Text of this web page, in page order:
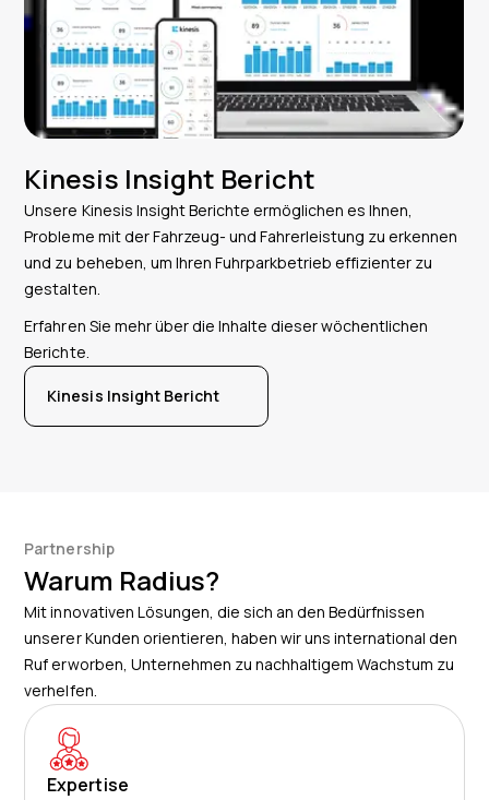
Kinesis Insight Bericht
Unsere Kinesis Insight Berichte ermöglichen es Ihnen,
Probleme mit der Fahrzeug- und Fahrerleistung zu erkennen
und zu beheben, um Ihren Fuhrparkbetrieb effizienter zu
gestalten.
Erfahren Sie mehr über die Inhalte dieser wöchentlichen
Berichte.
Kinesis Insight Bericht
Partnership
Warum Radius?
Mit innovativen Lösungen, die sich an den Bedürfnissen
unserer Kunden orientieren, haben wir uns international den
Ruf erworben, Unternehmen zu nachhaltigem Wachstum zu
verhelfen.
Expertise